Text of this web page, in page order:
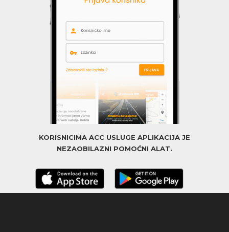
KORISNICIMA ACC USLUGE APLIKACIJA JE
NEZAOBILAZNI POMOĆNI ALAT.